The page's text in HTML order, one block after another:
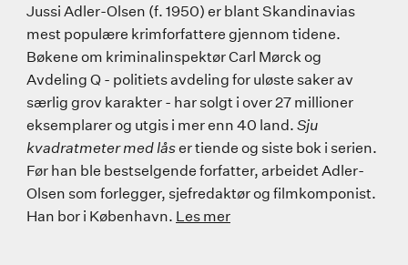
Jussi Adler-Olsen (f. 1950) er blant Skandinavias
mest populære krimforfattere gjennom tidene.
Bøkene om kriminalinspektør Carl Mørck og
Avdeling Q - politiets avdeling for uløste saker av
særlig grov karakter - har solgt i over 27 millioner
eksemplarer og utgis i mer enn 40 land. Sju
kvadratmeter med låser tiende og siste bok i serien.
Før han ble bestselgende forfatter, arbeidet Adler-
Olsen som forlegger, sjefredaktør og filmkomponist.
Han bor i København. Les mer